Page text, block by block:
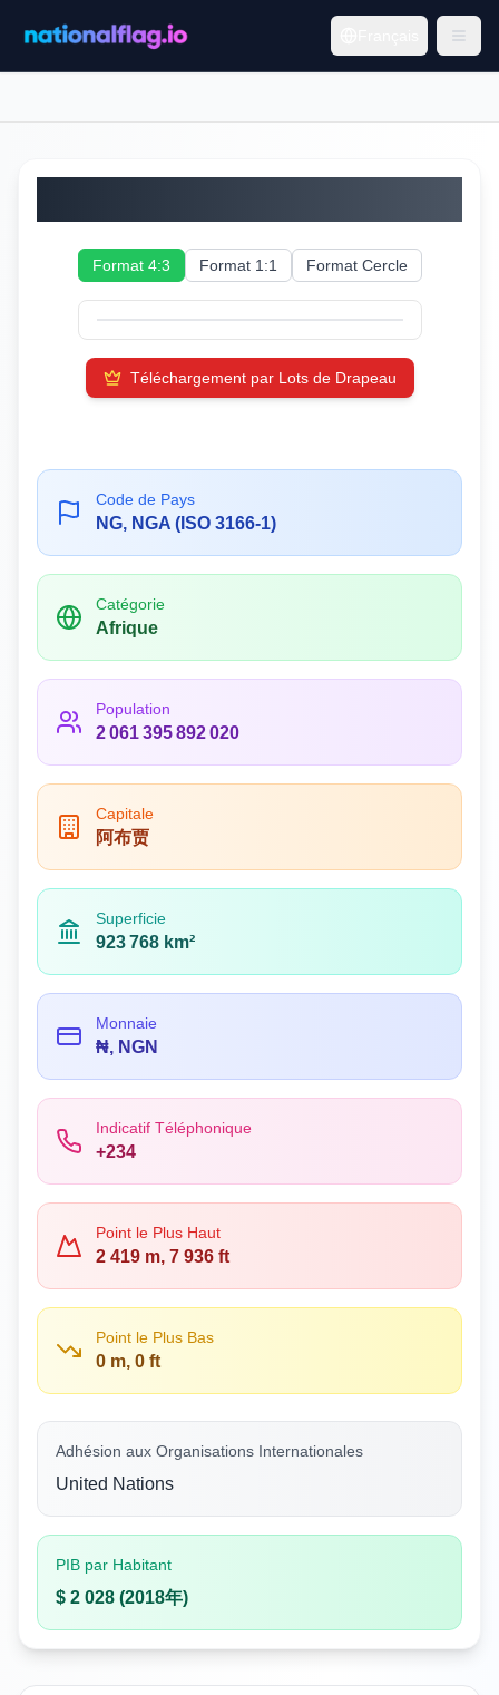
Format 4:3 Format 1:1 Format Cercle
Téléchargement par Lots de Drapeau
Code de Pays
NG, NGA (ISO 3166-1)
Catégorie
Afrique
Population
2 061 395 892 020
Capitale
阿布贾
Superficie
923 768 km²
Monnaie
₦, NGN
Indicatif Téléphonique
+234
Point le Plus Haut
2 419 m, 7 936 ft
Point le Plus Bas
0 m, 0 ft
Adhésion aux Organisations Internationales
United Nations
PIB par Habitant
$ 2 028 (2018年)